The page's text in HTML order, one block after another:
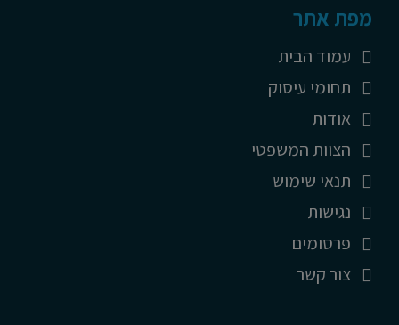
מפת אתר
עמוד הבית
תחומי עיסוק
אודות
הצוות המשפטי
תנאי שימוש
נגישות
פרסומים
צור קשר